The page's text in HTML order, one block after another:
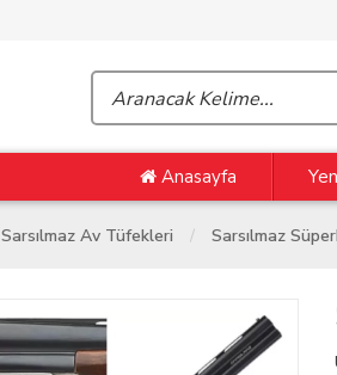
Anasayfa
Sarsılmaz Av Tüfekleri Sarsılmaz